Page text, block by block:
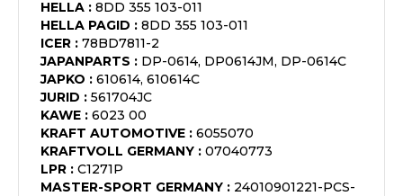
HELLA : 8DD 355 103-011
HELLA PAGID : 8DD 355 103-011
ICER : 78BD7811-2
JAPANPARTS : DP-0614, DP0614JM, DP-0614C
JAPKO : 610614, 610614C
JURID : 561704JC
KAWE : 6023 00
KRAFT AUTOMOTIVE : 6055070
KRAFTVOLL GERMANY : 07040773
LPR : C1271P
MASTER-SPORT GERMANY : 24010901221-PCS-